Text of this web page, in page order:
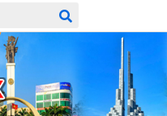
phạm vi định giao
Nghị định 168
đại hội Đảng bộ
I